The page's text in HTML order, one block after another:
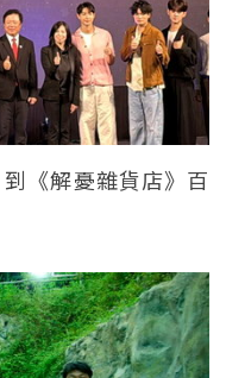
《解憂雜貨店》百